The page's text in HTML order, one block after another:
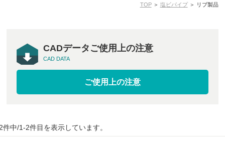
TOP＞ 塩ビパイプ＞ リブ製品
CADデータご使用上の注意
CAD DATA
ご使用上の注意
件中/1-2件目を表示しています。